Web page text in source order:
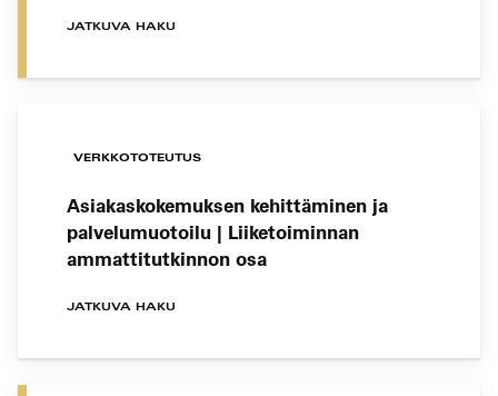
JATKUVA HAKU
VERKKOTOTEUTUS
Asiakaskokemuksen kehittäminen ja
palvelumuotoilu | Liiketoiminnan
ammattitutkinnon osa
JATKUVA HAKU